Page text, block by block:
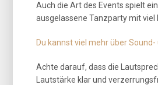
Auch die Art des Events spielt
ausgelassene Tanzparty mit viel
Du kannst viel mehr über
Achte darauf, dass die
Lautstärke klar und